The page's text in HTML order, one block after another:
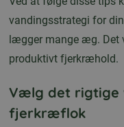
vandingsstrategi for
lægger mange æg. Det
produktivt fjerkræhold.
Vælg det rigtige
fjerkræflok